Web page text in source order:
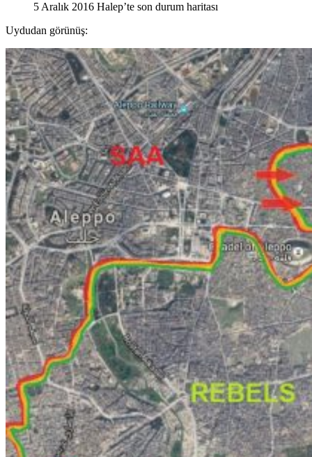
5 Aralık 2016 Halep’te son durum haritası
Uydudan görünüş: